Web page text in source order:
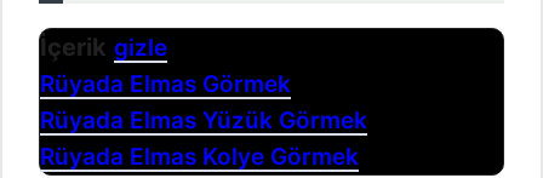
İçerik gizle
Rüyada Elmas Görmek
Rüyada Elmas Yüzük Görmek
Rüyada Elmas Kolye Görmek